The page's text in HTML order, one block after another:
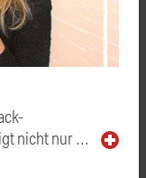
nicht nur …